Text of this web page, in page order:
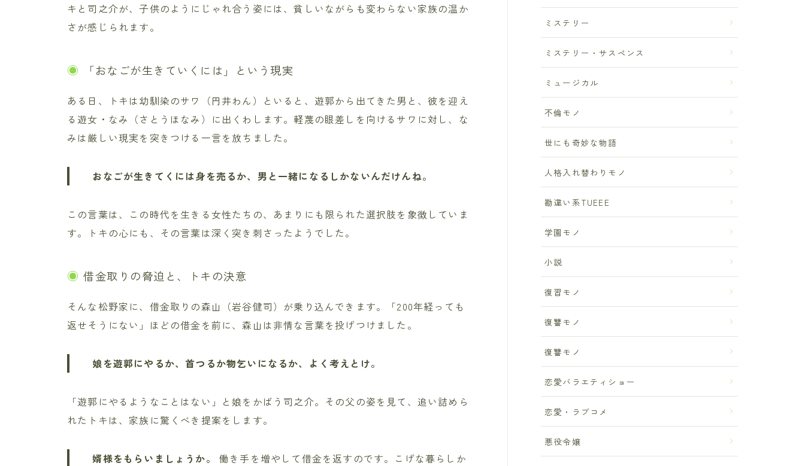
キと司之介が、子供のようにじゃれ合う姿には、貧しいながらも変わらない家族の温か
さが感じられます。
「おなごが生きていくには」という現実
ある日、トキは幼馴染のサワ（円井わん）といると、遊郭から出てきた男と、彼を迎え
る遊女・なみ（さとうほなみ）に出くわします。軽蔑の眼差しを向けるサワに対し、な
みは厳しい現実を突きつける一言を放ちました。
おなごが生きてくには身を売るか、男と一緒になるしかないんだけんね。
この言葉は、この時代を生きる女性たちの、あまりにも限られた選択肢を象徴していま
す。トキの心にも、その言葉は深く突き刺さったようでした。
借金取りの脅迫と、トキの決意
そんな松野家に、借金取りの森山（岩谷健司）が乗り込んできます。「200年経っても
返せそうにない」ほどの借金を前に、森山は非情な言葉を投げつけました。
娘を遊郭にやるか、首つるか物乞いになるか、よく考えとけ。
「遊郭にやるようなことはない」と娘をかばう司之介。その父の姿を見て、追い詰めら
れたトキは、家族に驚くべき提案をします。
婿様をもらいましょうか。 働き手を増やして借金を返すのです。こげな暮らしか
ミステリー
ミステリー・サスペンス
ミュージカル
不倫モノ
世にも奇妙な物語
人格入れ替わりモノ
勘違い系TUEEE
学園モノ
小説
復習モノ
復讐モノ
復讐モノ
恋愛バラエティショー
恋愛・ラブコメ
悪役令嬢